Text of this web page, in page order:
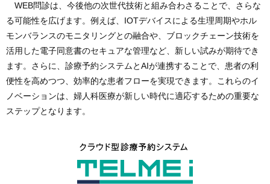
WEB問診は、今後他の次世代技術と組み合わさることで、さらな
る可能性を広げます。例えば、IOTデバイスによる生理周期やホル
モンバランスのモニタリングとの融合や、ブロックチェーン技術を
活用した電子同意書のセキュアな管理など、新しい試みが期待でき
ます。さらに、診療予約システムとAIが連携することで、患者の利
便性を高めつつ、効率的な患者フローを実現できます。これらのイ
ノベーションは、婦人科医療が新しい時代に適応するための重要な
ステップとなります。